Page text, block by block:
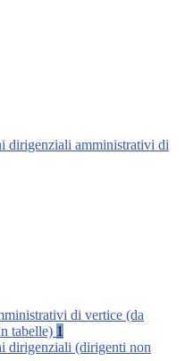
dirigenziali amministrativi di
di vertice (da
tabelle) 1
dirigenziali (dirigenti non